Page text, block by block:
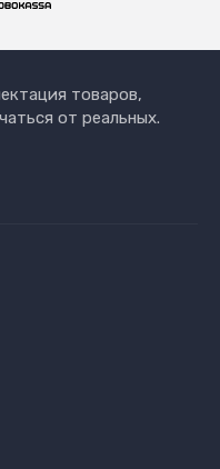
товаров,
от реальных.